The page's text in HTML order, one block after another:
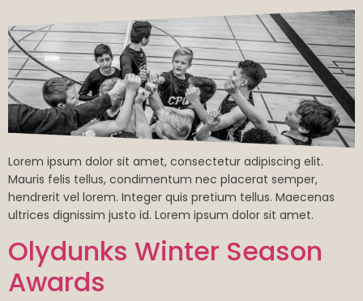
Lorem ipsum dolor sit amet, consectetur adipiscing elit.
Mauris felis tellus, condimentum nec placerat semper,
hendrerit vel lorem. Integer quis pretium tellus. Maecenas
ultrices dignissim justo id. Lorem ipsum dolor sit amet.
Olydunks Winter Season
Awards